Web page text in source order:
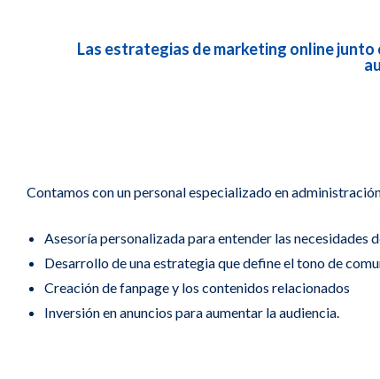
Las estrategias de marketing online junto
Contamos con un personal especializado en
Asesoría personalizada para entender las necesidades
Desarrollo de una estrategia que define el tono de
Creación de fanpage y los contenidos relacionados
Inversión en anuncios para aumentar la audiencia.